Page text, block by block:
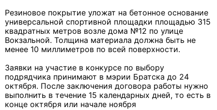
Резиновое покрытие уложат на бетонное основание
универсальной спортивной площадки площадью 315
квадратных метров возле дома №12 по улице
Вокзальной. Толщина материала должна быть не
менее 10 миллиметров по всей поверхности.
Заявки на участие в конкурсе по выбору
подрядчика принимают в мэрии Братска до 24
октября. После заключения договора работы нужно
выполнить в течение 15 календарных дней, то есть в
конце октября или начале ноября